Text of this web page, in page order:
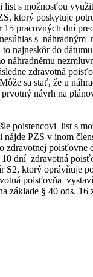
s možnosťou
ktorý poskytuje
pracovných dní
s
najneskôr do
náhradnému
zdravotná
sa stať, že u
návrh na
poistencovi list s
PZS v inom
dní zdravotná
ktorý oprávňuje
poisťovňa
základe § 40 ods. 16